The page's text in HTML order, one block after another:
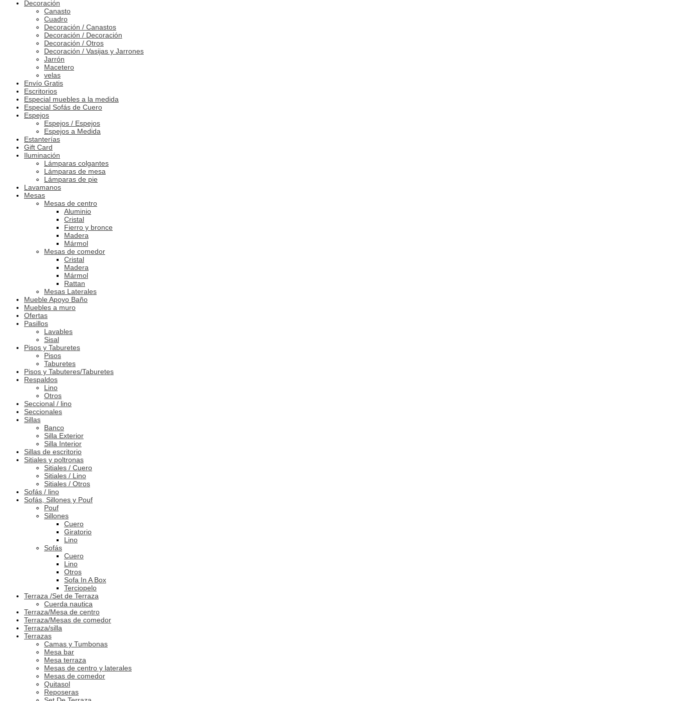
Decoración
Canasto
Cuadro
Decoración / Canastos
Decoración / Decoración
Decoración / Otros
Decoración / Vasijas y Jarrones
Jarrón
Macetero
velas
Envío Gratis
Escritorios
Especial muebles a la medida
Especial Sofás de Cuero
Espejos
Espejos / Espejos
Espejos a Medida
Estanterías
Gift Card
Iluminación
Lámparas colgantes
Lámparas de mesa
Lámparas de pie
Lavamanos
Mesas
Mesas de centro
Aluminio
Cristal
Fierro y bronce
Madera
Mármol
Mesas de comedor
Cristal
Madera
Mármol
Rattan
Mesas Laterales
Mueble Apoyo Baño
Muebles a muro
Ofertas
Pasillos
Lavables
Sisal
Pisos y Taburetes
Pisos
Taburetes
Pisos y Tabuteres/Taburetes
Respaldos
Lino
Otros
Seccional / lino
Seccionales
Sillas
Banco
Silla Exterior
Silla Interior
Sillas de escritorio
Sitiales y poltronas
Sitiales / Cuero
Sitiales / Lino
Sitiales / Otros
Sofás / lino
Sofás, Sillones y Pouf
Pouf
Sillones
Cuero
Giratorio
Lino
Sofás
Cuero
Lino
Otros
Sofa In A Box
Terciopelo
Terraza /Set de Terraza
Cuerda nautica
Terraza/Mesa de centro
Terraza/Mesas de comedor
Terraza/silla
Terrazas
Camas y Tumbonas
Mesa bar
Mesa terraza
Mesas de centro y laterales
Mesas de comedor
Quitasol
Reposeras